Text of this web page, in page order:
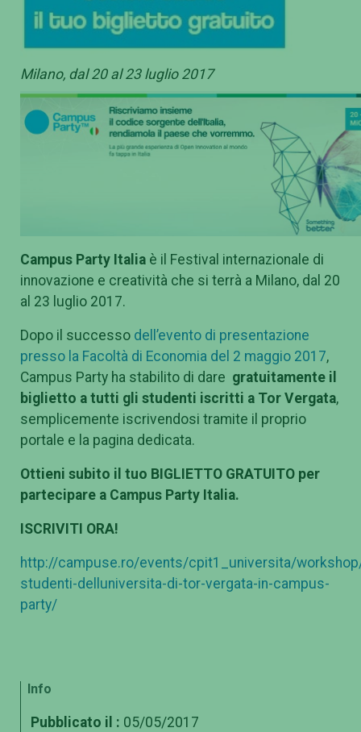
Milano, dal 20 al 23 luglio 2017
Campus Party Italia è il Festival internazionale di
innovazione e creatività che si terrà a Milano, dal 20
al 23 luglio 2017.
Dopo il successo dell’evento di presentazione
presso la Facoltà di Economia del 2 maggio 2017,
Campus Party ha stabilito di dare gratuitamente il
biglietto a tutti gli studenti iscritti a Tor Vergata,
semplicemente iscrivendosi tramite il proprio
portale e la pagina dedicata.
Ottieni subito il tuo BIGLIETTO GRATUITO per
partecipare a Campus Party Italia.
ISCRIVITI ORA!
http://campuse.ro/events/cpit1_universita/
studenti-delluniversita-di-tor-vergata-in-campus-
party/
Info
Pubblicato il : 05/05/2017